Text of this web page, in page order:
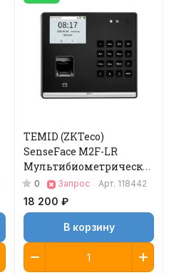
TEMID (ZKTeco)
SenseFace M2F-LR
Мультибиометрический
терминал
0 Запрос Арт. 118442
18 200 ₽
В корзину